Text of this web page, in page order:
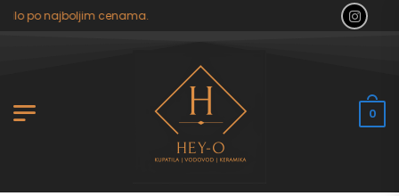
po najboljim cenama.
0